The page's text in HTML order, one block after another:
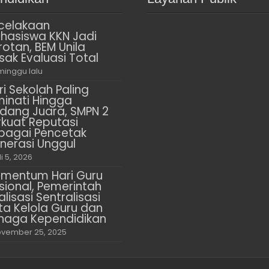
KKN Jadi
BEM Unila
Evaluasi Total
lalu
Sekolah Paling
Hingga
Juara, SMPN 2
Reputasi
Pencetak
Unggul
5, 2026
Hari Guru
Pemerintah
Sentralisasi
Kelola Guru dan
Kependidikan
25, 2025